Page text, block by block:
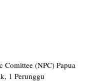
Comittee (NPC) Papua
1 Perunggu